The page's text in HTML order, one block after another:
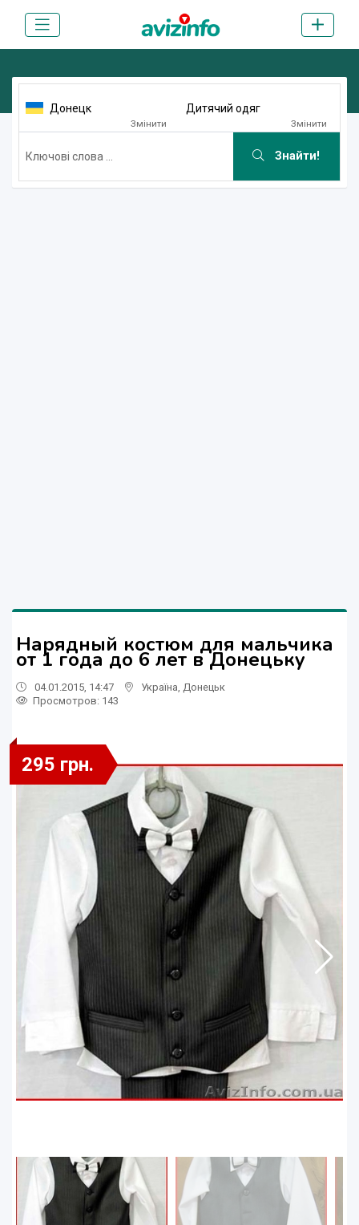
Донецк
Змінити
Дитячий одяг
Змінити
Знайти!
Нарядный костюм для мальчика
от 1 года до 6 лет в Донецьку
04.01.2015, 14:47 Україна Донецьк
Просмотров: 143
295 грн.